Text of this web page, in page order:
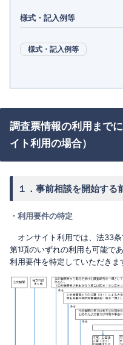
様式・記入例等
様式・記入例等
調査票情報の利用まで
イト利用の場合）
１．事前相談を開始する
・利用要件の特定
オンサイト利用では、法33
第1項のいずれの利用も可能で
利用要件を特定していただきま